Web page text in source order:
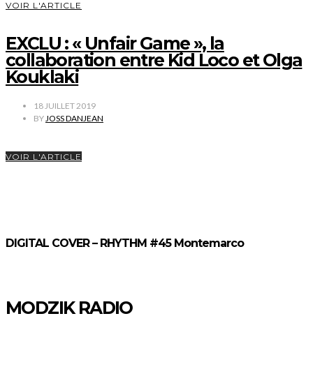
VOIR L'ARTICLE
EXCLU : « Unfair Game », la
collaboration entre Kid Loco et Olga
Kouklaki
18 JUILLET 2019
BY JOSS DANJEAN
VOIR L'ARTICLE
DIGITAL COVER – RHYTHM #45 Montemarco
MODZIK RADIO